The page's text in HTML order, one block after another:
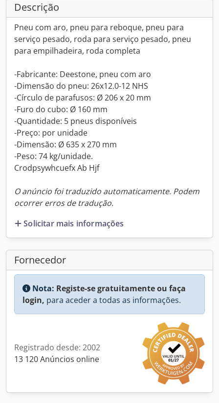
Descrição
Pneu com aro, pneu para reboque, pneu para
serviço pesado, roda para serviço pesado, pneu
para empilhadeira, roda completa
-Fabricante: Deestone, pneu com aro
-Dimensão do pneu: 26x12.0-12 NHS
-Círculo de parafusos: Ø 206 x 20 mm
-Furo do cubo: Ø 160 mm
-Quantidade: 5 pneus disponíveis
-Preço: por unidade
-Dimensão: Ø 635 x 270 mm
-Peso: 74 kg/unidade.
Crodpsywhcuefx Ab Hjf
O anúncio foi traduzido automaticamente. Podem
ocorrer erros de tradução.
Solicitar mais informações
Fornecedor
Nota: Registe-se gratuitamente ou faça
login, para aceder a todas as informações.
Registrado desde: 2002
13 120 Anúncios online